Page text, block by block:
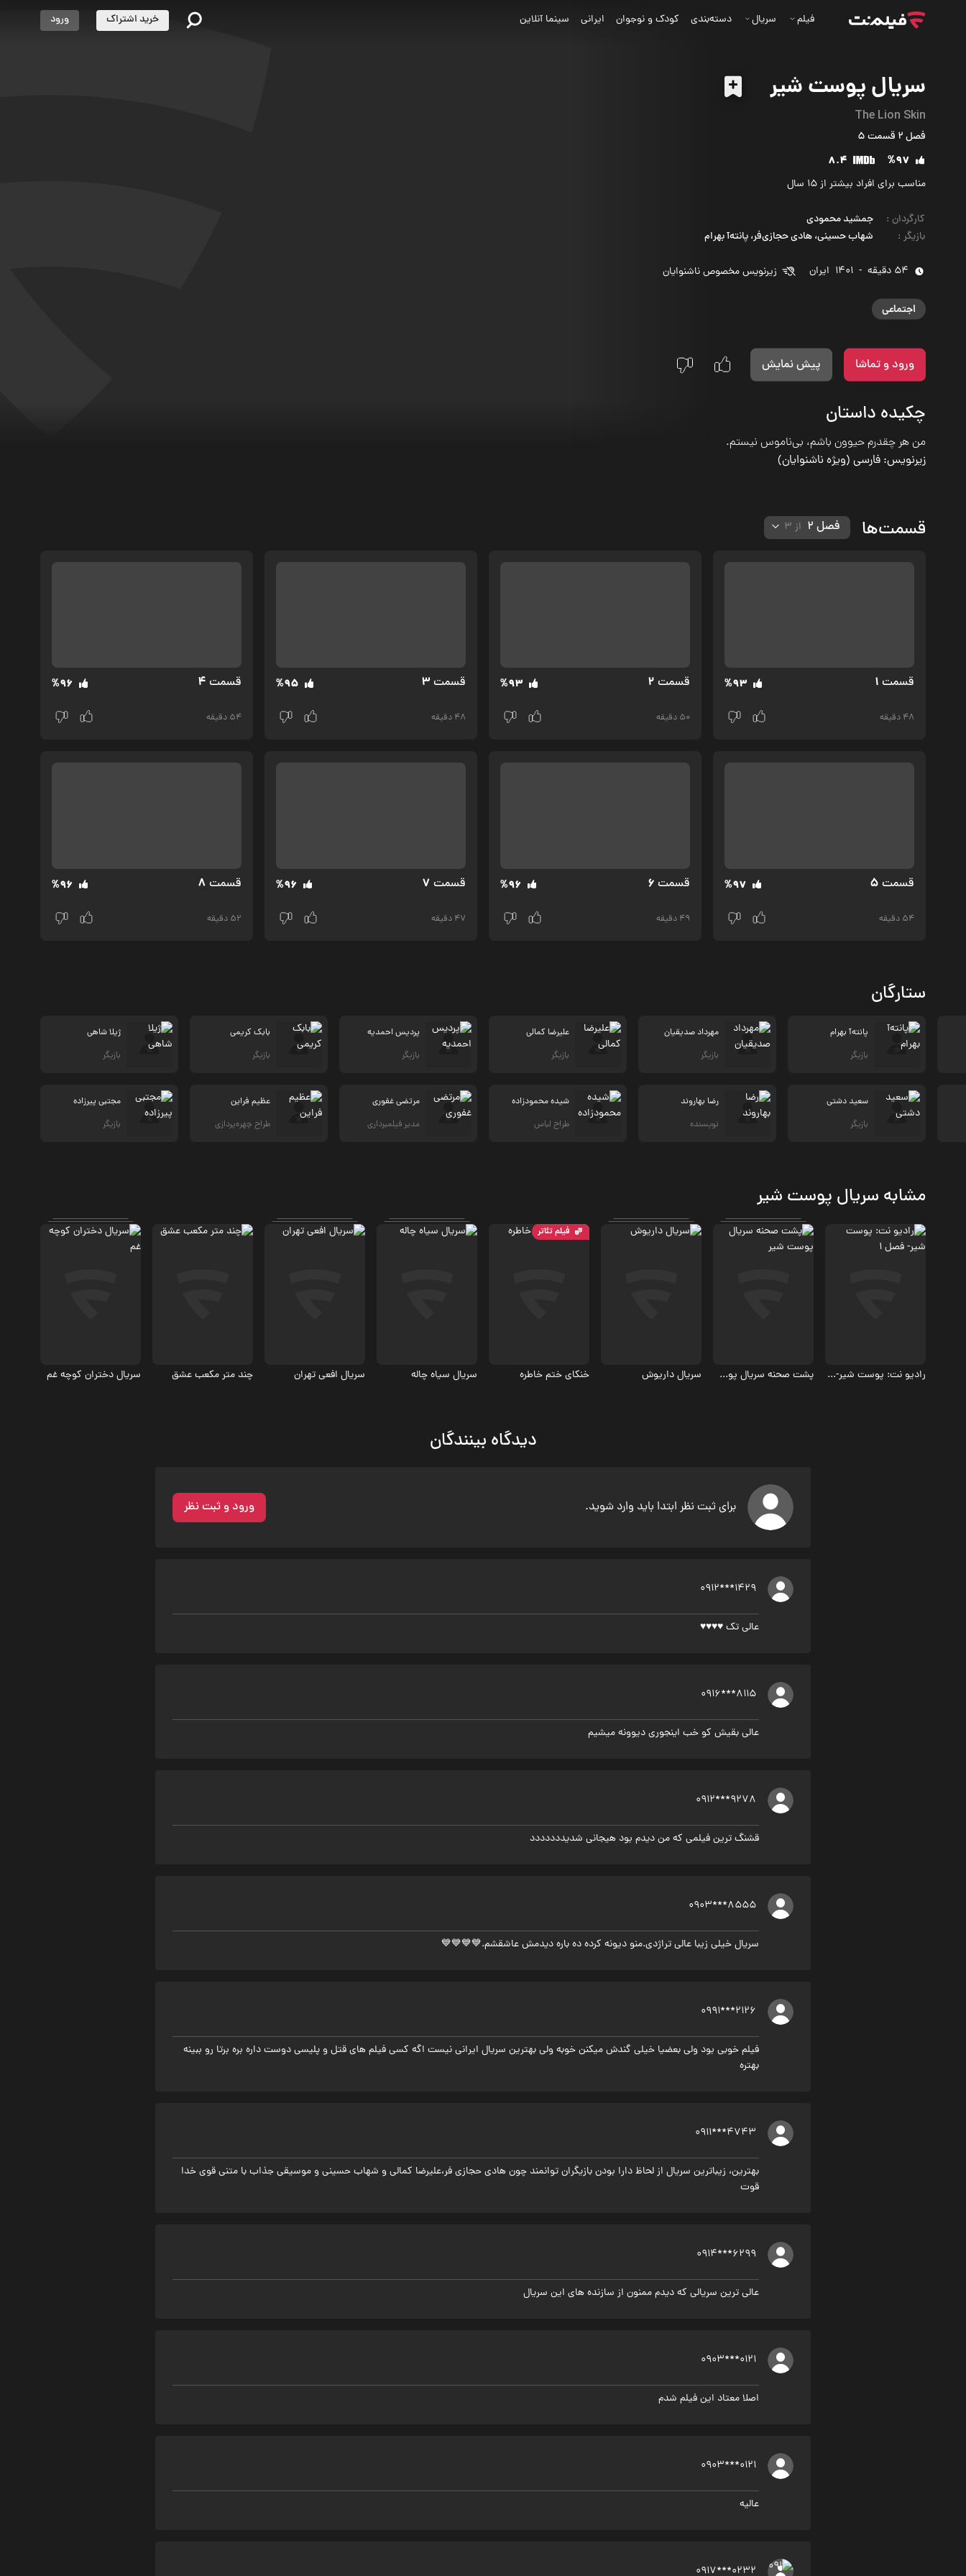
سریال پوست شیر
The Lion Skin
فصل‌ 2 قسمت‌ 5
%97
8.4
مناسب برای افراد بیشتر از 15 سال
کارگردان :
جمشید محمودی
بازیگر : شهاب حسینی، هادی حجازی‌فر، پانته‌آ بهرام
54 دقیقه -
1401 ‌ ایران زیرنویس مخصوص ناشنوایان
اجتماعی
ورود و تماشا پیش نمایش
فیلم سریال دسته‌بندی کودک و نوجوان ایرانی سینما آنلاین خرید اشتراک ورود
چکیده داستان
من هر چقدرم حیوون باشم، بی‌ناموس نیستم.
زیرنویس: فارسی (ویژه ناشنوایان)
قسمت‌ها فصل‌ 2 از 3
قسمت‌ 1
%93
48 دقیقه
قسمت‌ 2
%93
50 دقیقه
قسمت‌ 3
%95
48 دقیقه
قسمت‌ 4
%96
54 دقیقه
قسمت‌ 5
%97
54 دقیقه
قسمت‌ 6
%96
49 دقیقه
قسمت‌ 7
%96
47 دقیقه
قسمت‌ 8
%96
52 دقیقه
ستارگان
پانته‌آ بهرام
بازیگر
مهرداد صدیقیان
بازیگر
علیرضا کمالی
بازیگر
پردیس احمدیه
بازیگر
بابک کریمی
بازیگر
ژیلا شاهی
بازیگر
سعید دشتی
بازیگر
رضا بهاروند
نویسنده
شیده محمودزاده
طراح لباس
مرتضی غفوری
مدیر فیلمبرداری
عظیم فراین
طراح چهره‌پردازی
مجتبی پیرزاده
بازیگر
مشابه سریال پوست شیر
رادیو نت: پوست شیر- فصل ۱ پشت صحنه سریال پوست شیر سریال داریوش
فیلم تئاتر
خنکای ختم خاطره سریال سیاه چاله سریال افعی تهران چند متر مکعب عشق سریال دختران کوچه غم
دیدگاه بینندگان
برای ثبت نظر ابتدا باید وارد شوید. ورود و ثبت نظر
0912***1429
عالی تک ♥️♥️♥️♥️
0916***8115
عالی بقیش کو خب اینجوری دیوونه میشیم
0912***9278
قشنگ ترین فیلمی که من دیدم بود هیجانی شدیددددددد
0903***8555
سریال خیلی زیبا عالی تراژدی.منو دیونه کرده ده باره دیدمش عاشقشم.💙💙💙💙
0991***2126
فیلم خوبی بود ولی بعضیا خیلی گندش میکنن خوبه ولی بهترین سریال ایرانی نیست اگه کسی فیلم های قتل و پلیسی دوست داره بره برتا رو ببینه
بهتره
0911***4743
بهترین، زیباترین سریال از لحاظ دارا بودن بازیگران توانمند چون هادی حجازی فر،علیرضا کمالی و شهاب حسینی و موسیقی جذاب با متنی قوی خدا
قوت
0914***6299
عالی ترین سریالی که دیدم ممنون از سازنده های این سریال
0903***0121
اصلا معتاد اين فيلم شدم
0903***0121
عاليه
0917***0232